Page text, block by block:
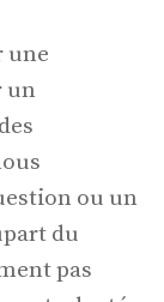
une
un
ou un
du
pas